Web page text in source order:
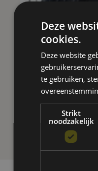
Deze
cookies.
Deze website
te gebruiken,
Strikt
noodzakelijk